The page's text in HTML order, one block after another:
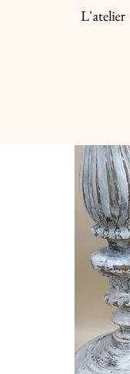
L'atelier